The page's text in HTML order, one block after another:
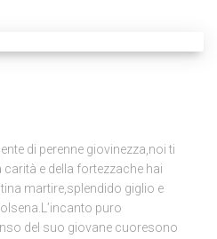
di perenne giovinezza,noi ti
e della fortezzache hai
martire,splendido giglio e
puro
del suo giovane cuoresono